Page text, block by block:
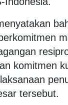
komitmen
tersebut.